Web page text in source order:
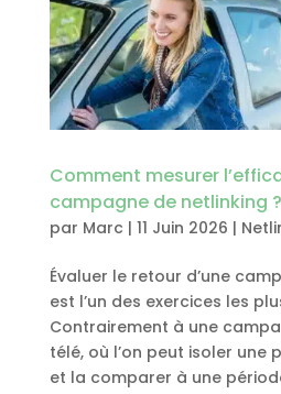
Comment mesurer
campagne de netlinking ?
par Marc | 11 Juin 2026 |
Évaluer le retour d’une
est l’un des exercices les
Contrairement à une
télé, où l’on peut isoler une
et la comparer à une